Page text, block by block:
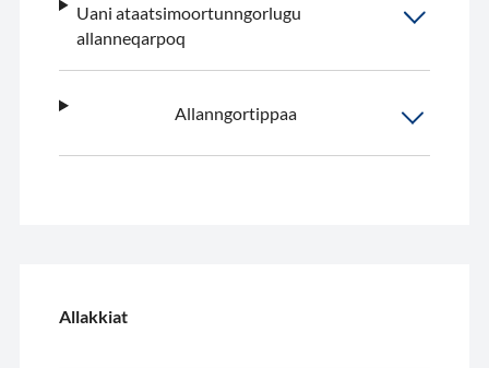
Uani ataatsimoortunngorlugu
allanneqarpoq
Allanngortippaa
Allakkiat